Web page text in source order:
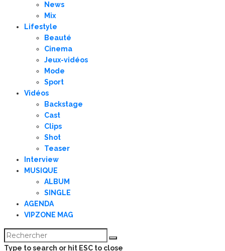
News
Mix
Lifestyle
Beauté
Cinema
Jeux-vidéos
Mode
Sport
Vidéos
Backstage
Cast
Clips
Shot
Teaser
Interview
MUSIQUE
ALBUM
SINGLE
AGENDA
VIPZONE MAG
Type to search or hit ESC to close